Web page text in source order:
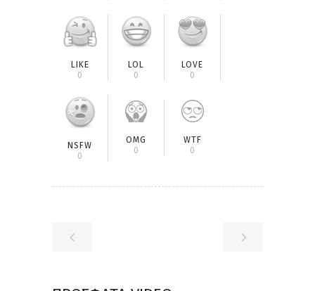
LIKE
0
LOL
0
LOVE
0
NSFW
0
OMG
0
WTF
0